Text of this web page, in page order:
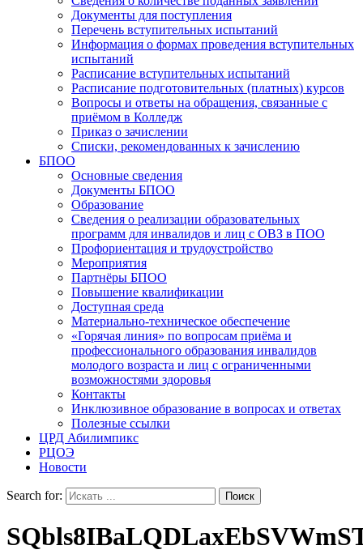
Документы для поступления
Перечень вступительных испытаний
Информация о формах проведения вступительных
испытаний
Расписание вступительных испытаний
Расписание подготовительных (платных) курсов
Вопросы и ответы на обращения, связанные с
приёмом в Колледж
Приказ о зачислении
Списки, рекомендованных к зачислению
БПОО
Основные сведения
Документы БПОО
Образование
Сведения о реализации образовательных
программ для инвалидов и лиц с ОВЗ в ПОО
Профориентация и трудоустройство
Мероприятия
Партнёры БПОО
Повышение квалификации
Доступная среда
Материально-техническое обеспечение
«Горячая линия» по вопросам приёма и
профессионального образования инвалидов
молодого возраста и лиц с ограниченными
возможностями здоровья
Контакты
Инклюзивное образование в вопросах и ответах
Полезные ссылки
ЦРД Абилимпикс
РЦОЭ
Новости
Search for: